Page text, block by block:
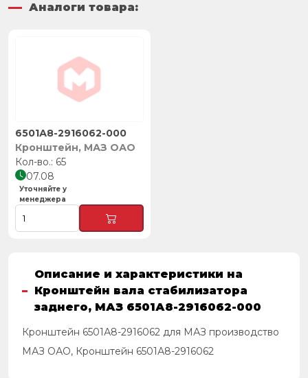
Аналоги товара:
Кронштейн, МАЗ ОАО
6501А8-2916062-000
65
07.08
Уточняйте у
менеджера
Описание и характеристики на
Кронштейн вала стабилизатора
заднего, МАЗ 6501А8-2916062-000
Кронштейн 6501А8-2916062 для МАЗ производство
МАЗ ОАО, Кронштейн 6501А8-2916062